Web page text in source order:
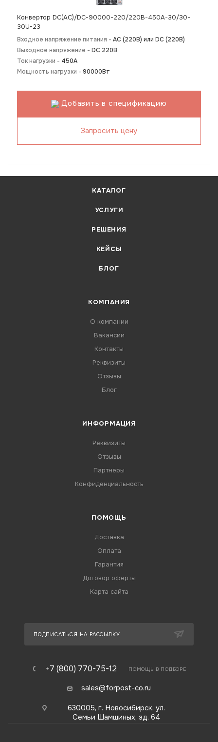
Конвертор DC(AC)/DC-90000-220/220В-450А-30/30-
30U-23
Входное напряжение питания - АС (220В) или DC (220В)
Выходное напряжение - DC 220В
Ток нагрузки - 450А
Мощность нагрузки - 90000Вт
Добавить в спецификацию
Запросить цену
КАТАЛОГ
УСЛУГИ
РЕШЕНИЯ
КЕЙСЫ
БЛОГ
КОМПАНИЯ
О компании
Вакансии
Контакты
Реквизиты
Отзывы
Блог
ИНФОРМАЦИЯ
Реквизиты
Отзывы
Партнеры
Конфиденциальность
ПОМОЩЬ
Доставка
Оплата
Гарантия
Договор оферты
Карта сайта
ПОДПИСАТЬСЯ НА РАССЫЛКУ
+7 (800) 770-75-12 ПОМОЩЬ В ПОДБОРЕ
sales@forpost-co.ru
630005, г. Новосибирск, ул.
Семьи Шамшиных, зд. 64